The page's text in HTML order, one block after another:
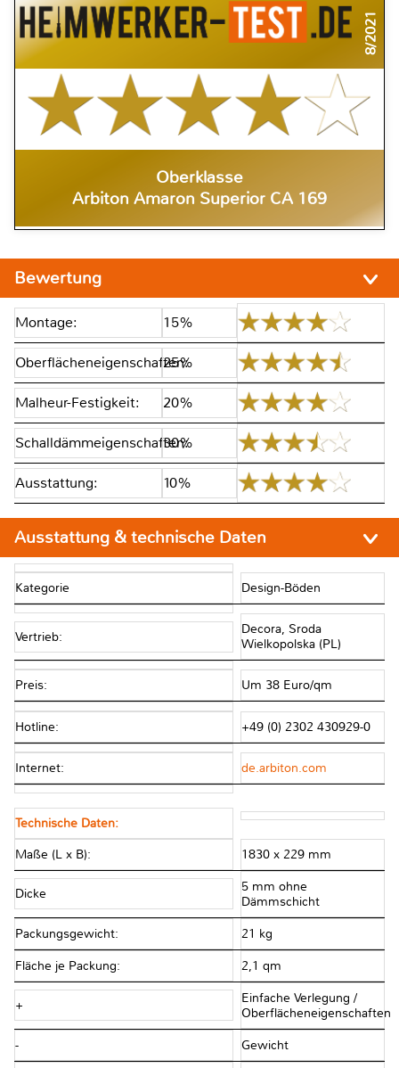
8/2021
Oberklasse
Arbiton Amaron Superior CA 169
Bewertung
Montage: 15%
Oberflächeneigenschaften:
25%
Malheur-Festigkeit: 20%
Schalldämmeigenschaften:
30%
Ausstattung: 10%
Ausstattung & technische Daten
Kategorie Design-Böden
Vertrieb:
Decora, Sroda
Wielkopolska (PL)
Preis: Um 38 Euro/qm
Hotline: +49 (0) 2302 430929-0
Internet: de.arbiton.com
Technische Daten:
Maße (L x B): 1830 x 229 mm
Dicke
5 mm ohne
Dämmschicht
Packungsgewicht: 21 kg
Fläche je Packung: 2,1 qm
+
Einfache Verlegung /
Oberflächeneigenschaften
- Gewicht